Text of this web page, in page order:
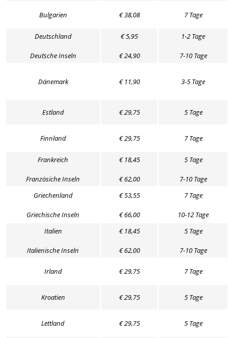
Bulgarien € 38,08 7 Tage
Deutschland
Deutsche Inseln
€ 5,95
€ 24,90
1-2 Tage
7-10 Tage
Dänemark € 11,90 3-5 Tage
Estland € 29,75 5 Tage
Finnland € 29,75 7 Tage
Frankreich
Französiche Inseln
€ 18,45
€ 62,00
5 Tage
7-10 Tage
Griechenland
Griechische Inseln
€ 53,55
€ 66,00
7 Tage
10-12 Tage
Italien
Italienische Inseln
€ 18,45
€ 62,00
5 Tage
7-10 Tage
Irland € 29,75 7 Tage
Kroatien € 29,75 5 Tage
Lettland € 29,75 5 Tage